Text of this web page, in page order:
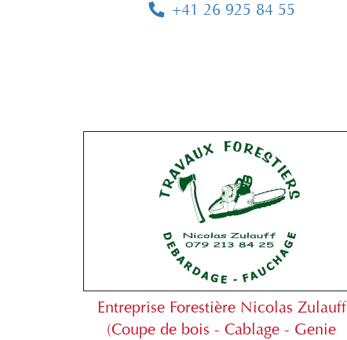
+41 26 925 84 55
Entreprise Forestière Nicolas Zulauff
(Coupe de bois - Cablage - Genie